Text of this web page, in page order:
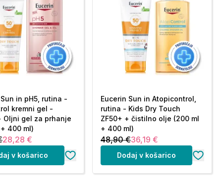
in pH5, rutina -
kremni gel -
Oljni gel za prhanje
400 ml)
28,28 €
v košarico
Eucerin Sun in Atopicontrol,
rutina - Kids Dry Touch
ZF50+ + čistilno olje (200 ml
+ 400 ml)
48,90 €36,19 €
Dodaj v košarico